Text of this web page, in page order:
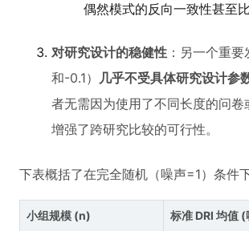
偶然模式的反向一致性甚至
对研究设计的稳健性 ：另一个重
和-0.1） 几乎不受具体研究设计参
者无需因为使用了不同长度的问
增强了跨研究比较的可行性。
下表概括了在完全随机（噪声=1）条件
小组规模 (n) 标准 DRI 均值